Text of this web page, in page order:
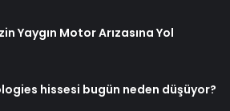
Yaygın Motor Arızasına Yol
hissesi bugün neden düşüyor?